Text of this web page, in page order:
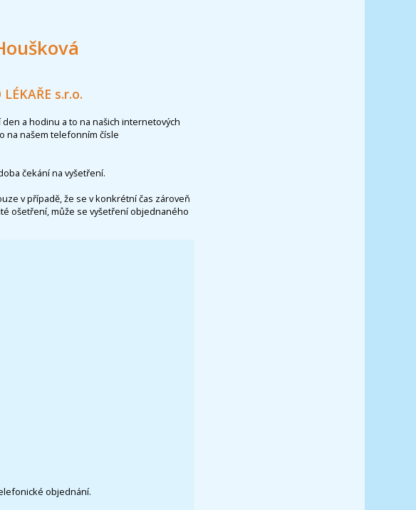
s.r.o.
a hodinu a to na našich internetových
na našem telefonním čísle
čekání na vyšetření.
v případě, že se v konkrétní čas zároveň
ošetření, může se vyšetření objednaného
objednání.